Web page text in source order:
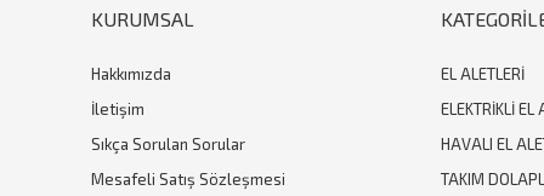
KURUMSAL
Hakkımızda
İletişim
Sıkça Sorulan Sorular
Mesafeli Satış Sözleşmesi
EL ALETLERİ
ELEKTRİKLİ EL
HAVALI EL
TAKIM